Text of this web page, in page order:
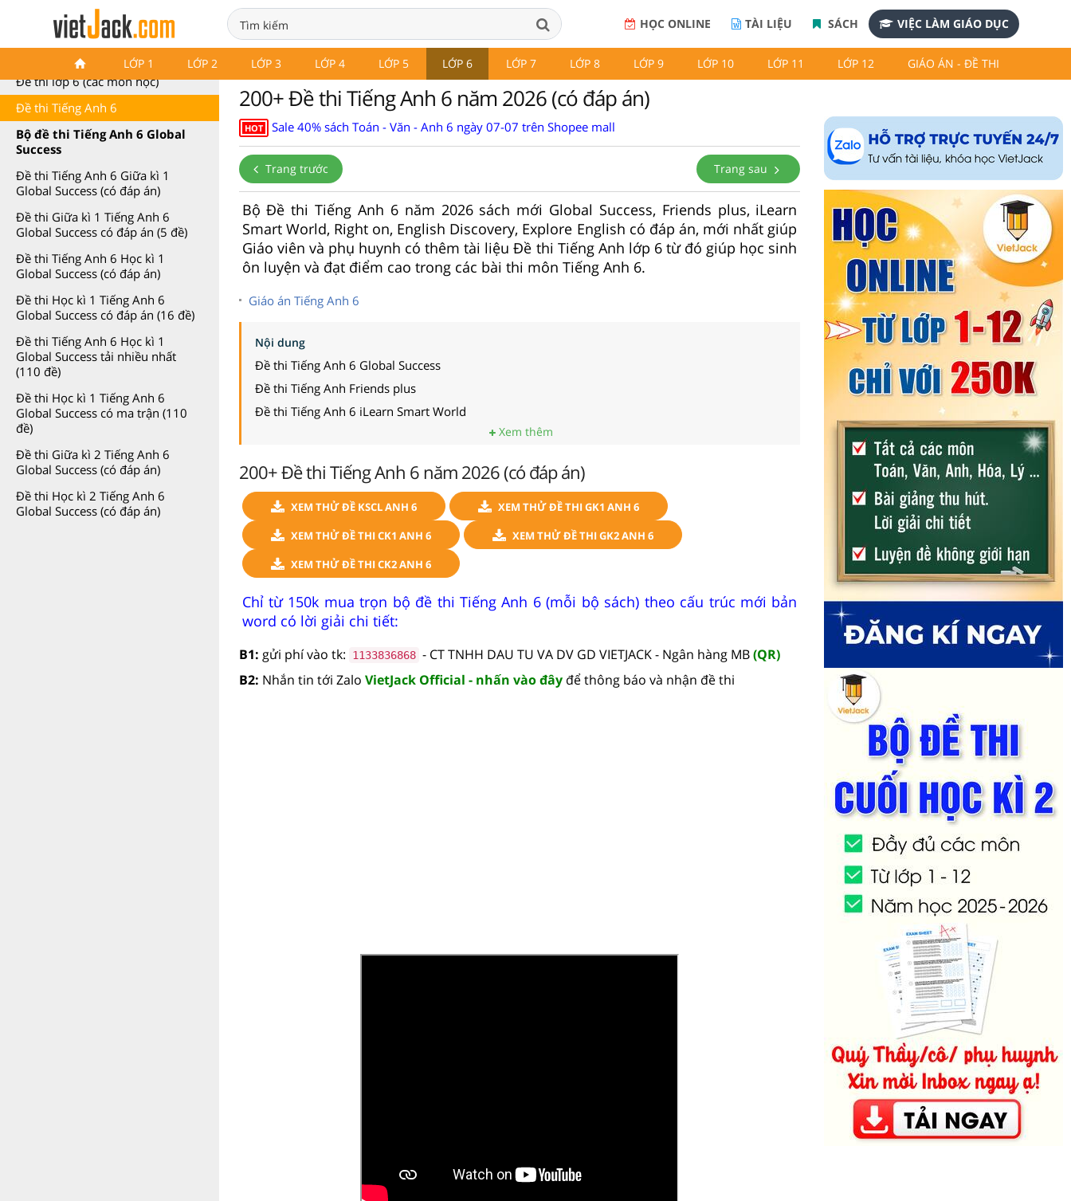
HỌC ONLINE TÀI LIỆU SÁCH VIỆC LÀM GIÁO DỤC
LỚP 1 LỚP 2 LỚP 3 LỚP 4 LỚP 5 LỚP 6 LỚP 7 LỚP 8 LỚP 9 LỚP 10 LỚP 11 LỚP 12 GIÁO ÁN - ĐỀ THI
Bộ Đề thi Tiếng Anh 6
Đề thi lớp 6 (các môn học)
Đề thi Tiếng Anh 6
Bộ đề thi Tiếng Anh 6 Global
Success
Đề thi Tiếng Anh 6 Giữa kì 1
Global Success (có đáp án)
Đề thi Giữa kì 1 Tiếng Anh 6
Global Success có đáp án (5 đề)
Đề thi Tiếng Anh 6 Học kì 1
Global Success (có đáp án)
Đề thi Học kì 1 Tiếng Anh 6
Global Success có đáp án (16 đề)
Đề thi Tiếng Anh 6 Học kì 1
Global Success tải nhiều nhất
(110 đề)
Đề thi Học kì 1 Tiếng Anh 6
Global Success có ma trận (110
đề)
Đề thi Giữa kì 2 Tiếng Anh 6
Global Success (có đáp án)
Đề thi Học kì 2 Tiếng Anh 6
Global Success (có đáp án)
200+ Đề thi Tiếng Anh 6 năm 2026 (có đáp án)
HOT Sale 40% sách Toán - Văn - Anh 6 ngày 07-07 trên Shopee mall
Trang trước Trang sau
Bộ Đề thi Tiếng Anh 6 năm 2026 sách mới Global Success, Friends plus, iLearn
Smart World, Right on, English Discovery, Explore English có đáp án, mới nhất giúp
Giáo viên và phụ huynh có thêm tài liệu Đề thi Tiếng Anh lớp 6 từ đó giúp học sinh
ôn luyện và đạt điểm cao trong các bài thi môn Tiếng Anh 6.
Giáo án Tiếng Anh 6
Nội dung
Đề thi Tiếng Anh 6 Global Success
Đề thi Tiếng Anh Friends plus
Đề thi Tiếng Anh 6 iLearn Smart World
Xem thêm
200+ Đề thi Tiếng Anh 6 năm 2026 (có đáp án)
XEM THỬ ĐỀ KSCL ANH 6
XEM THỬ ĐỀ THI GK1 ANH 6
XEM THỬ ĐỀ THI CK1 ANH 6
XEM THỬ ĐỀ THI GK2 ANH 6
XEM THỬ ĐỀ THI CK2 ANH 6
Chỉ từ 150k mua trọn bộ đề thi Tiếng Anh 6 (mỗi bộ sách) theo cấu trúc mới bản
word có lời giải chi tiết:
B1: gửi phí vào tk: 1133836868 - CT TNHH DAU TU VA DV GD VIETJACK - Ngân hàng MB(QR)
B2: Nhắn tin tới Zalo VietJack Official - nhấn vào đây để thông báo và nhận đề thi